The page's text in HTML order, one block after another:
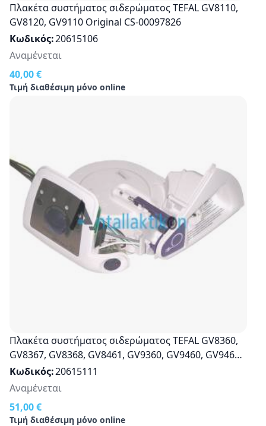
Πλακέτα συστήματος σιδερώματος TEFAL GV8110,
GV8120, GV9110 Οriginal CS-00097826
Κωδικός 20615106
40,00 €
Τιμή διαθέσιμη μόνο online
Αναμένεται
Πλακέτα συστήματος σιδερώματος TEFAL GV8360,
GV8367, GV8368, GV8461, GV9360, GV9460, GV9461,
GV9365 Οriginal CS-00134913
Κωδικός 20615111
51,00 €
Τιμή διαθέσιμη μόνο online
Αναμένεται